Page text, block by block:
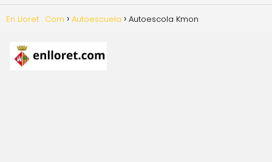
En Lloret . Com Autoescuela Autoescola Kmon